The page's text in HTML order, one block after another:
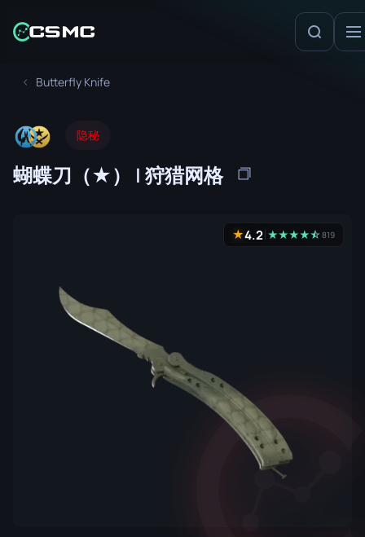
Butterfly Knife
隐秘
蝴蝶刀（★） | 狩猎网格
★4.2 ★★★★★
☆819